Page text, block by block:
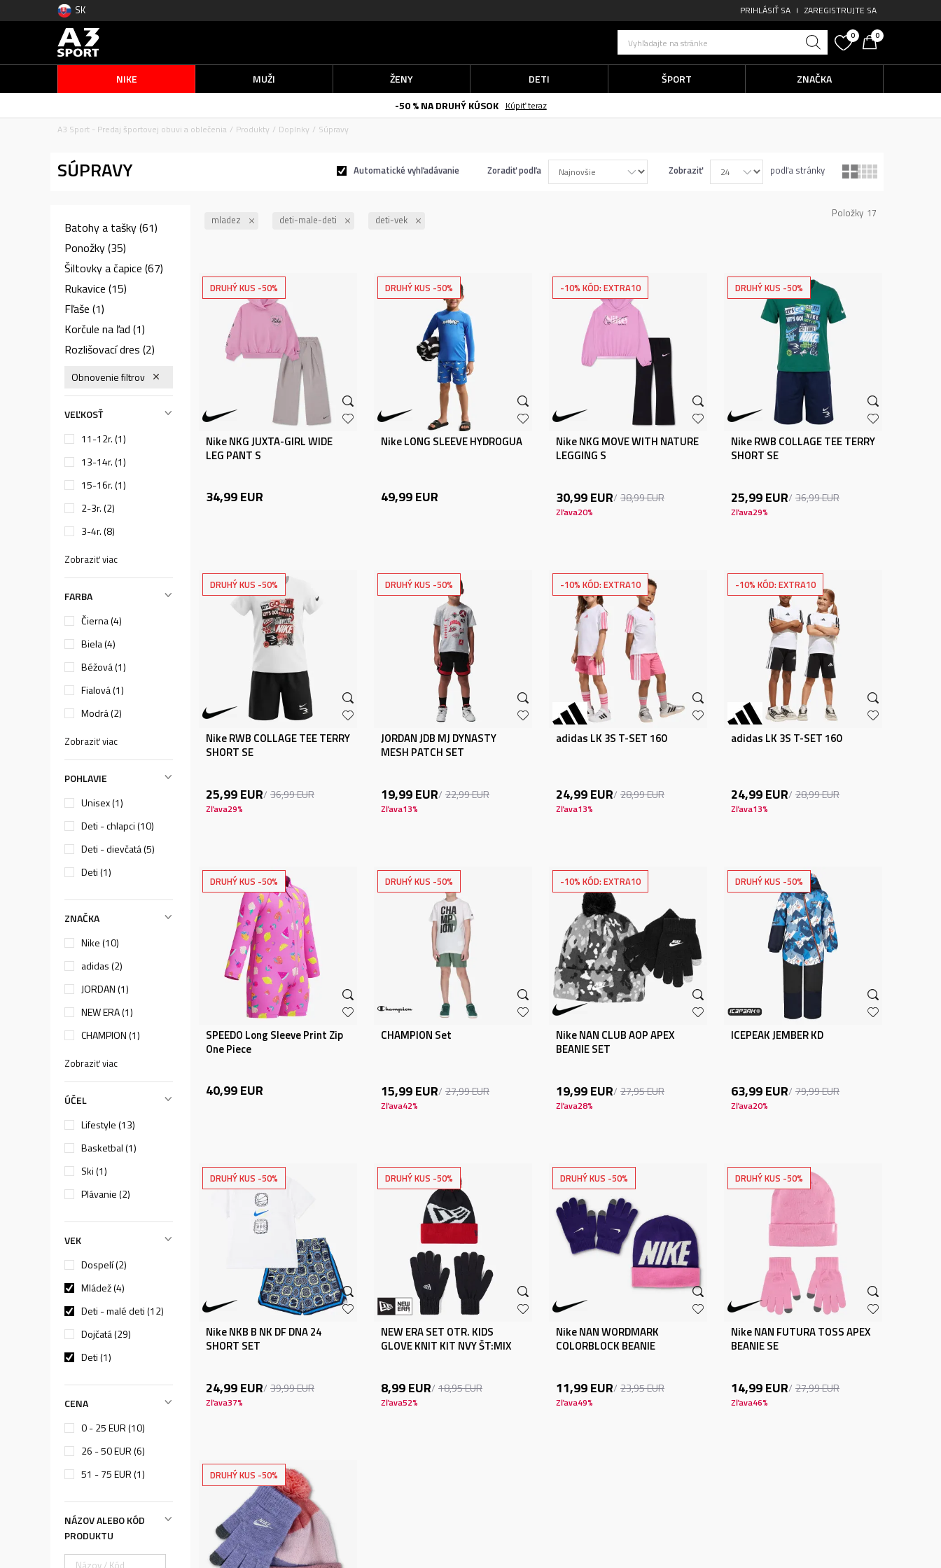
SK PRIHLÁSIŤ SA ZAREGISTRUJTE SA
Vyhľadajte na stránke
0 0
NIKE MUŽI ŽENY DETI ŠPORT
ZNAČKA
-50 % NA DRUHÝ KÚSOK
Kúpiť teraz
A3 Sport - Predaj športovej obuvi a oblečenia
Produkty Doplnky Súpravy
SÚPRAVY Automatické vyhľadávanie Zoradiť podľa Zobraziť podľa stránky
Batohy a tašky(61)
Ponožky(35)
Šiltovky a čapice (67)
Rukavice (15)
Fľaše (1)
Korčule na ľad (1)
Rozlišovací dres (2)
Lyžiarske okuliare
(4)
Kolieskové korčule
(4)
Súpravy
Chrániče kolena
Kolieskové korčule
Futbalové vybavenie
Vybavenie na plávanie
(33)
Obnovenie filtrov
VEĽKOSŤ
11-12r.(1)
13-14r.(1)
15-16r.(1)
2-3r.(2)
3-4r.(8)
Zobraziť viac
FARBA
Čierna (4)
Biela (4)
Béžová (1)
Fialová (1)
Modrá (2)
Zobraziť viac
POHLAVIE
Unisex (1)
Deti - chlapci (10)
Deti - dievčatá (5)
Deti (1)
ZNAČKA
Nike (10)
adidas (2)
JORDAN (1)
NEW ERA (1)
CHAMPION (1)
Zobraziť viac
ÚČEL
Lifestyle (13)
Basketbal (1)
Ski (1)
Plávanie (2)
VEK
Dospelí (2)
Mládež (4)
Deti - malé deti (12)
Dojčatá (29)
Deti (1)
CENA
0 - 25 EUR (10)
26 - 50 EUR (6)
51 - 75 EUR (1)
NÁZOV ALEBO KÓD
PRODUKTU
mladez deti-male-deti deti-vek 17
Položky
DRUHÝ KUS -50%
Nike NKG JUXTA-GIRL WIDE
LEG PANT S
34,99EUR
DRUHÝ KUS -50%
Nike LONG SLEEVE HYDROGUA
49,99EUR
-10% KÓD: EXTRA10
Nike NKG MOVE WITH NATURE
LEGGING S
30,99EUR 38,99EUR
Zľava20%
DRUHÝ KUS -50%
Nike RWB COLLAGE TEE TERRY
SHORT SE
25,99EUR 36,99EUR
Zľava29%
DRUHÝ KUS -50%
Nike RWB COLLAGE TEE TERRY
SHORT SE
25,99EUR 36,99EUR
Zľava29%
DRUHÝ KUS -50%
JORDAN JDB MJ DYNASTY
MESH PATCH SET
19,99EUR 22,99EUR
Zľava13%
-10% KÓD: EXTRA10
adidas LK 3S T-SET 160
24,99EUR 28,99EUR
Zľava13%
-10% KÓD: EXTRA10
adidas LK 3S T-SET 160
24,99EUR 28,99EUR
Zľava13%
DRUHÝ KUS -50%
SPEEDO Long Sleeve Print Zip
One Piece
40,99EUR
DRUHÝ KUS -50%
CHAMPION Set
15,99EUR 27,99EUR
Zľava42%
-10% KÓD: EXTRA10
Nike NAN CLUB AOP APEX
BEANIE SET
19,99EUR 27,95EUR
Zľava28%
DRUHÝ KUS -50%
ICEPEAK JEMBER KD
63,99EUR 79,99EUR
Zľava20%
DRUHÝ KUS -50%
Nike NKB B NK DF DNA 24
SHORT SET
24,99EUR 39,99EUR
Zľava37%
DRUHÝ KUS -50%
NEW ERA SET OTR. KIDS
GLOVE KNIT KIT NVY ŠT:MIX
8,99EUR 18,95EUR
Zľava52%
DRUHÝ KUS -50%
Nike NAN WORDMARK
COLORBLOCK BEANIE
11,99EUR 23,95EUR
Zľava49%
DRUHÝ KUS -50%
Nike NAN FUTURA TOSS APEX
BEANIE SE
14,99EUR 27,99EUR
Zľava46%
DRUHÝ KUS -50%